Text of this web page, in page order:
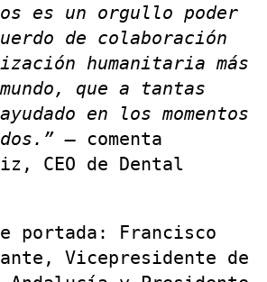
es un orgullo poder
de colaboración
humanitaria más
que a tantas
en los momentos
– comenta
CEO de Dental
portada: Francisco
Vicepresidente de